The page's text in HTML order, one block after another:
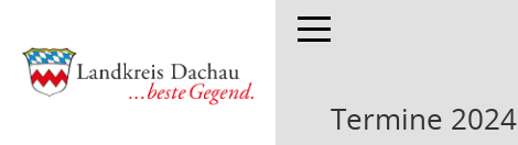
Toggle navigation
Termine 2024